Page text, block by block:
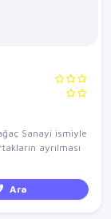
Sanayi ismiyle
ayrılması
Ara